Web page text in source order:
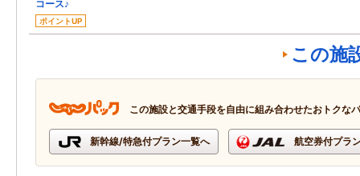
コース♪
ポイントUP
この施
この施設と交通手段を自由に組み合わせたおトクな
新幹線/特急付プラン一覧へ 航空券付プラ